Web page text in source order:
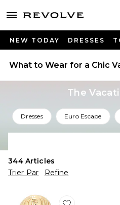
menu - shows more content
NEW TODAY DRESSES
What to Wear for a Chic
The
Dresses Euro Escape
344Articles
Trier Par
Refine